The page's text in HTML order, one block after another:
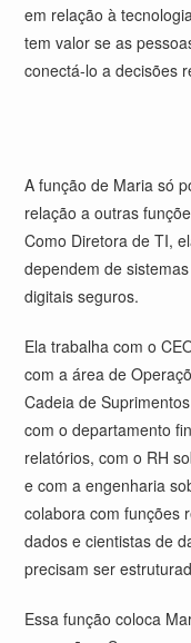
em relação à
tem valor se as
conectá-lo a decisões
A função de Maria só
relação a outras
Como Diretora de TI,
dependem de
digitais seguros.
Ela trabalha com o
com a área de
Cadeia de
com o departamento
relatórios, com o RH
e com a engenharia
colabora com funções
dados e cientistas de
precisam ser
Essa função coloca